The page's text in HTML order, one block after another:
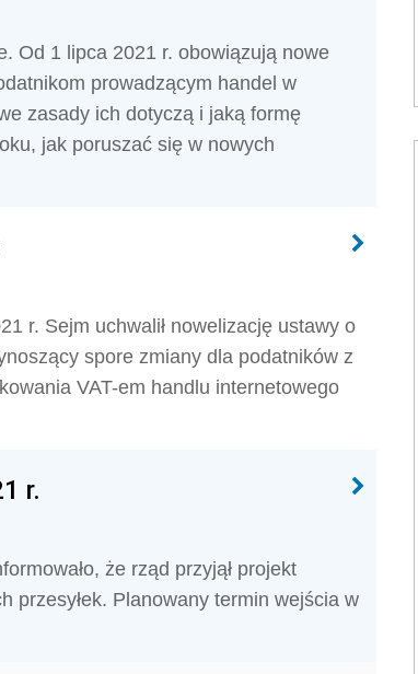
Od 1 lipca 2021 r. obowiązują nowe
prowadzącym handel w
zasady ich dotyczą i jaką formę
jak poruszać się w nowych
r. Sejm uchwalił nowelizację ustawy o
spore zmiany dla podatników z
VAT-em handlu internetowego
r.
że rząd przyjął projekt
przesyłek. Planowany termin wejścia w